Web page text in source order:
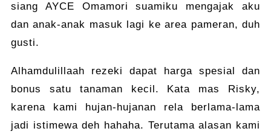
siang AYCE Omamori suamiku mengajak aku
dan anak-anak masuk lagi ke area pameran, duh
gusti.
Alhamdulillaah rezeki dapat harga spesial dan
bonus satu tanaman kecil. Kata mas Risky,
karena kami hujan-hujanan rela berlama-lama
jadi istimewa deh hahaha. Terutama alasan kami